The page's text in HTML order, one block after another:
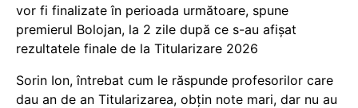
vor fi finalizate în perioada următoare, spune
premierul Bolojan, la 2 zile după ce s-au afișat
rezultatele finale de la Titularizare 2026
Sorin Ion, întrebat cum le răspunde profesorilor care
dau an de an Titularizarea, obțin note mari, dar nu au